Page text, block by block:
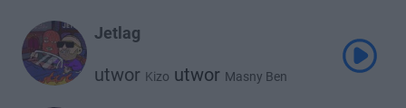
Jetlag
utwor Kizo utwor Masny Ben